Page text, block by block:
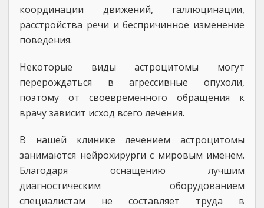
координации движений, галлюцинации,
расстройства речи и беспричинное изменение
поведения.
Некоторые виды астроцитомы могут
перерождаться в агрессивные опухоли,
поэтому от своевременного обращения к
врачу зависит исход всего лечения.
В нашей клинике лечением астроцитомы
занимаются нейрохирурги с мировым именем.
Благодаря оснащению лучшим
диагностическим оборудованием
специалистам не составляет труда в